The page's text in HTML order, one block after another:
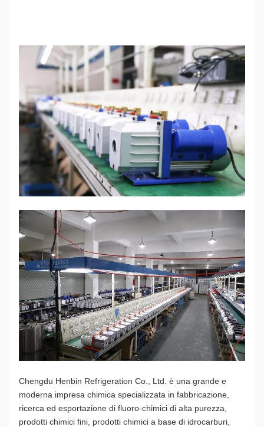
Chengdu Henbin Refrigeration Co., Ltd. è una grande e
moderna impresa chimica specializzata in fabbricazione,
ricerca ed esportazione di fluoro-chimici di alta purezza,
prodotti chimici fini, prodotti chimici a base di idrocarburi,